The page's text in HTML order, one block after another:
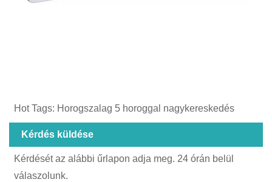
Hot Tags: Horogszalag 5 horoggal nagykereskedés
Kérdés küldése
Kérdését az alábbi űrlapon adja meg. 24 órán belül
válaszolunk.